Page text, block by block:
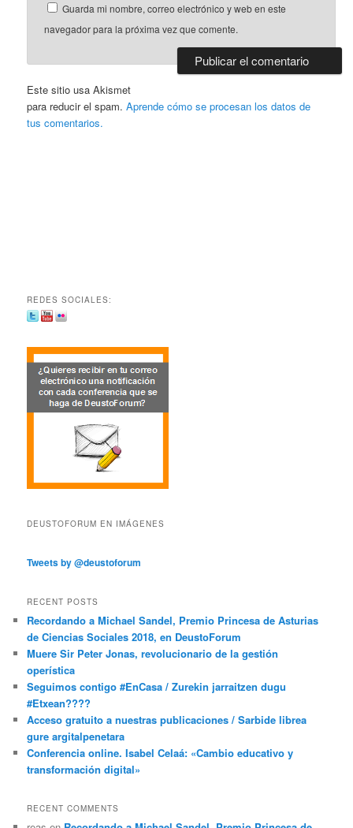
Guarda mi nombre, correo electrónico y web en este
navegador para la próxima vez que comente.
Este sitio usa Akismet
para reducir el spam.Aprende cómo se procesan los datos de
tus comentarios.
REDES SOCIALES:
DEUSTOFORUM EN IMÁGENES
Tweets by @deustoforum
RECENT POSTS
Recordando a Michael Sandel, Premio Princesa de Asturias
de Ciencias Sociales 2018, en DeustoForum
Muere Sir Peter Jonas, revolucionario de la gestión
operística
Seguimos contigo #EnCasa / Zurekin jarraitzen dugu
#Etxean????
Acceso gratuito a nuestras publicaciones / Sarbide librea
gure argitalpenetara
Conferencia online. Isabel Celaá: «Cambio educativo y
transformación digital»
RECENT COMMENTS